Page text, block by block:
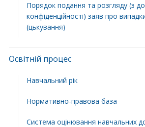
Порядок подання та розгляду (з
конфіденційності) заяв про
(цькування)
Освітній процес
Навчальний рік
Нормативно-правова база
Система оцінювання навчальних